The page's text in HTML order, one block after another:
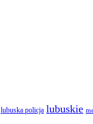
lubuska policja lubuskie